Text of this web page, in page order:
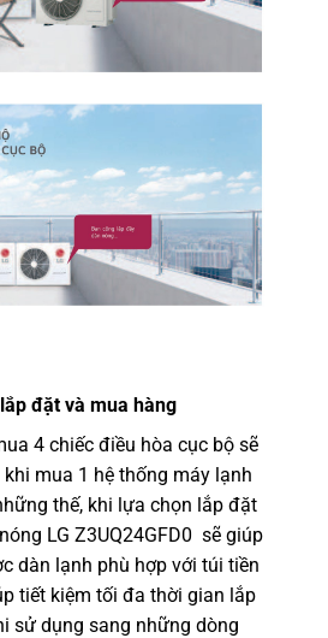
đặt và mua hàng
4 chiếc điều hòa cục bộ sẽ
mua 1 hệ thống máy lạnh
thế, khi lựa chọn lắp đặt
LG Z3UQ24GFD0 sẽ giúp
dàn lạnh phù hợp với túi tiền
tiết kiệm tối đa thời gian lắp
sử dụng sang những dòng